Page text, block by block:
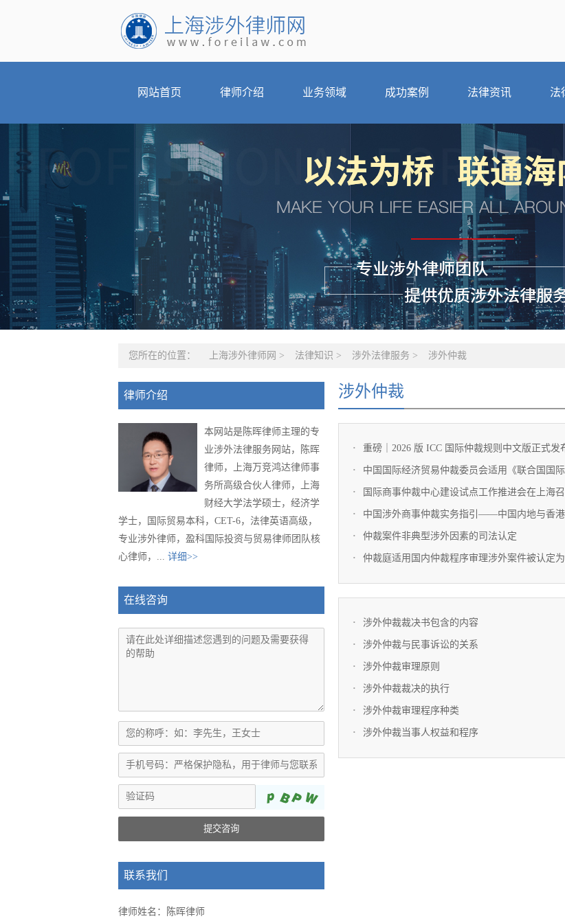
网站首页 律师介绍 业务领域 成功案例 法律资讯 法
您所在的位置： 上海涉外律师网 > 法律知识 > 涉外法律服务 > 涉外仲裁
律师介绍
本网站是陈晖律师主理的专
业涉外法律服务网站，陈晖
律师，上海万竞鸿达律师事
务所高级合伙人律师，上海
财经大学法学硕士，经济学
学士，国际贸易本科，CET-6，法律英语高级，
专业涉外律师，盈科国际投资与贸易律师团队核
心律师，... 详细>>
在线咨询
提交咨询
联系我们
律师姓名：陈晖律师
涉外仲裁
重磅｜2026 版 ICC 国际仲裁规则中文版正式发
中国国际经济贸易仲裁委员会适用《联合国国
国际商事仲裁中心建设试点工作推进会在上海
中国涉外商事仲裁实务指引——​中国内地与香
仲裁案件非典型涉外因素的司法认定
仲裁庭适用国内仲裁程序审理涉外案件被认定
涉外仲裁裁决书包含的内容
涉外仲裁与民事诉讼的关系
涉外仲裁审理原则
涉外仲裁裁决的执行
涉外仲裁审理程序种类
涉外仲裁当事人权益和程序